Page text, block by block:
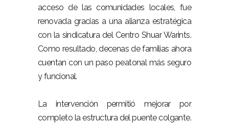
acceso de las comunidades locales, fue
renovada gracias a una alianza estratégica
con la sindicatura del Centro Shuar Warints.
Como resultado, decenas de familias ahora
cuentan con un paso peatonal más seguro
y funcional.
La intervención permitió mejorar por
completo la estructura del puente colgante.